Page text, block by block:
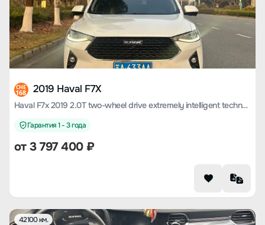
CHE
168 2019 Haval F7X
Haval F7x 2019 2.0T two-wheel drive extremely intelligent technology version
Гарантия 1 - 3 года
от3 797 400₽
42100 км.